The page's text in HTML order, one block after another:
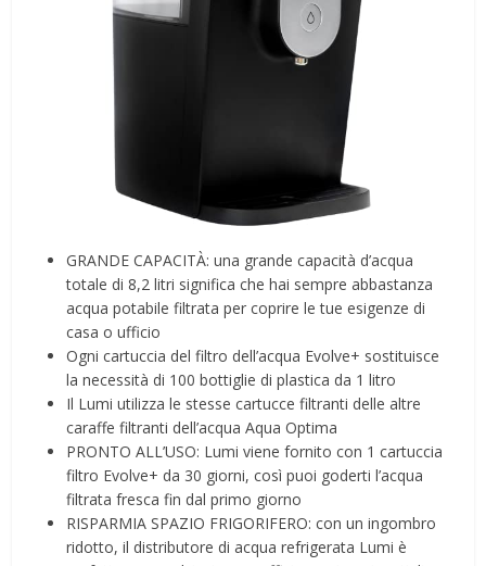
GRANDE CAPACITÀ: una grande capacità d’acqua
totale di 8,2 litri significa che hai sempre abbastanza
acqua potabile filtrata per coprire le tue esigenze di
casa o ufficio
Ogni cartuccia del filtro dell’acqua Evolve+ sostituisce
la necessità di 100 bottiglie di plastica da 1 litro
Il Lumi utilizza le stesse cartucce filtranti delle altre
caraffe filtranti dell’acqua Aqua Optima
PRONTO ALL’USO: Lumi viene fornito con 1 cartuccia
filtro Evolve+ da 30 giorni, così puoi goderti l’acqua
filtrata fresca fin dal primo giorno
RISPARMIA SPAZIO FRIGORIFERO: con un ingombro
ridotto, il distributore di acqua refrigerata Lumi è